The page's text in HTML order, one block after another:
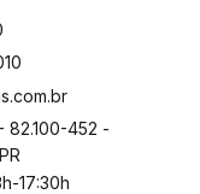
82.100-452 -
17:30h